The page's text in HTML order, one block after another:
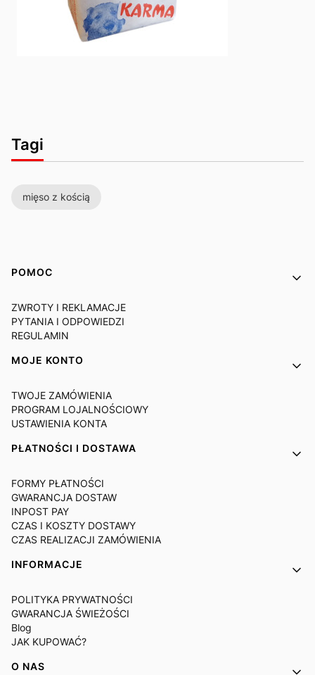
Tagi
mięso z kością
Linki w stopce
POMOC
ZWROTY I REKLAMACJE
PYTANIA I ODPOWIEDZI
REGULAMIN
MOJE KONTO
TWOJE ZAMÓWIENIA
PROGRAM LOJALNOŚCIOWY
USTAWIENIA KONTA
PŁATNOŚCI I DOSTAWA
FORMY PŁATNOŚCI
GWARANCJA DOSTAW
INPOST PAY
CZAS I KOSZTY DOSTAWY
CZAS REALIZACJI ZAMÓWIENIA
INFORMACJE
POLITYKA PRYWATNOŚCI
GWARANCJA ŚWIEŻOŚCI
Blog
JAK KUPOWAĆ?
O NAS